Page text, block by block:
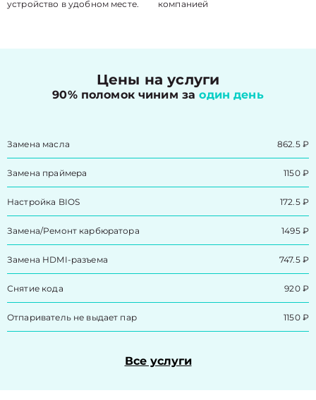
устройство в удобном месте.
компанией
Цены на услуги
90% поломок чиним заодин день
Замена масла 862.5 ₽
Замена праймера 1150 ₽
Настройка BIOS 172.5 ₽
Замена/Pемонт карбюратора 1495 ₽
Замена HDMI-разъема 747.5 ₽
Снятие кода 920 ₽
Отпариватель не выдает пар 1150 ₽
Все услуги